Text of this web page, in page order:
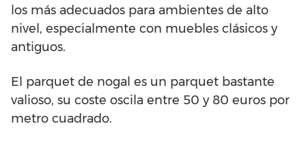
los más adecuados para ambientes de alto
nivel, especialmente con muebles clásicos y
antiguos.
El parquet de nogal es un parquet bastante
valioso, su coste oscila entre 50 y 80 euros por
metro cuadrado.